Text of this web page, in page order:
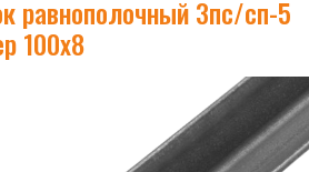
Профильная труба
Труба стальная бесшовная
ВодоГазопроводные (ВГП) Трубы
электросварные Швеллер
Уголок равнополочный Оставить
Похожие товары […]
равнополочный 3пс/сп-5
100х8